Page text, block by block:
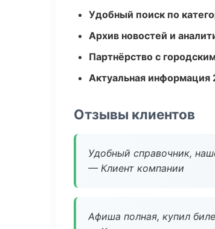
Удобный поиск по
Архив новостей и
Партнёрство с
Актуальная информация
Отзывы клиентов
Удобный справочник,
— Клиент компании
Афиша полная, купил